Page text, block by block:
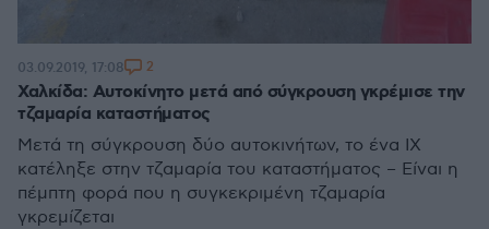
Χαλκίδα: Αυτοκίνητο μετά από σύγκρουση γκρέμισε την
τζαμαρία καταστήματος
Μετά τη σύγκρουση δύο αυτοκινήτων, το ένα ΙΧ
κατέληξε στην τζαμαρία του καταστήματος – Είναι η
πέμπτη φορά που η συγκεκριμένη τζαμαρία
γκρεμίζεται
03.09.2019, 17:08 2